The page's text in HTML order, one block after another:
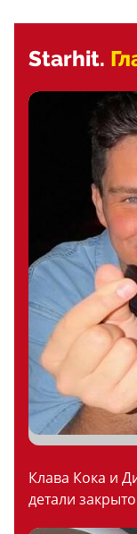
Starhit.
Клава Кока и
детали